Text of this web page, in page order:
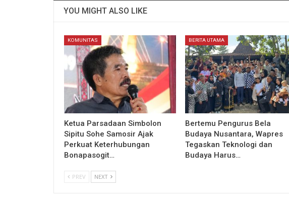
YOU MIGHT ALSO LIKE
KOMUNITAS
Ketua Parsadaan Simbolon
Sipitu Sohe Samosir Ajak
Perkuat Keterhubungan
Bonapasogit…
BERITA UTAMA
Bertemu Pengurus Bela
Budaya Nusantara, Wapres
Tegaskan Teknologi dan
Budaya Harus…
PREV NEXT